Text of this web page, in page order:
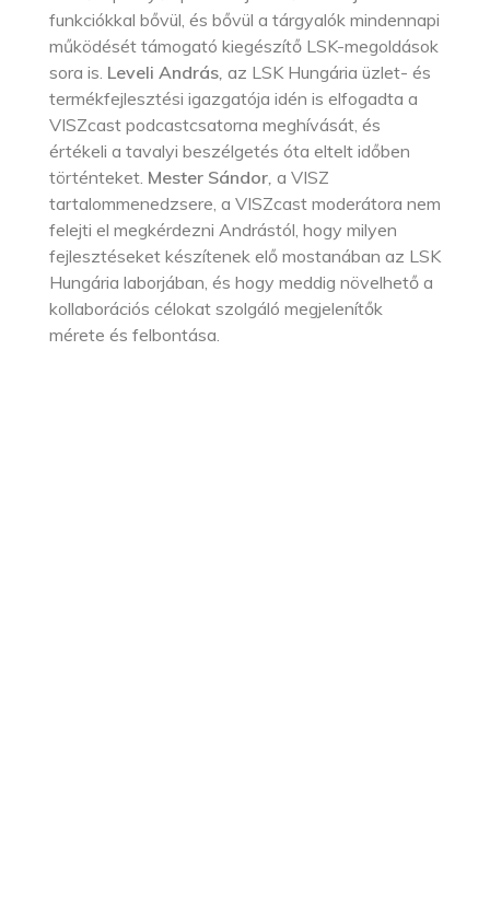
funkciókkal bővül, és bővül a tárgyalók mindennapi
működését támogató kiegészítő LSK-megoldások
sora is. Leveli András az LSK Hungária üzlet- és
termékfejlesztési igazgatója idén is elfogadta a
VISZcast podcastcsatorna meghívását, és
értékeli a tavalyi beszélgetés óta eltelt időben
történteket. Mester Sándor a VISZ
tartalommenedzsere, a VISZcast moderátora nem
felejti el megkérdezni Andrástól, hogy milyen
fejlesztéseket készítenek elő mostanában az LSK
Hungária laborjában, és hogy meddig növelhető a
kollaborációs célokat szolgáló megjelenítők
mérete és felbontása.